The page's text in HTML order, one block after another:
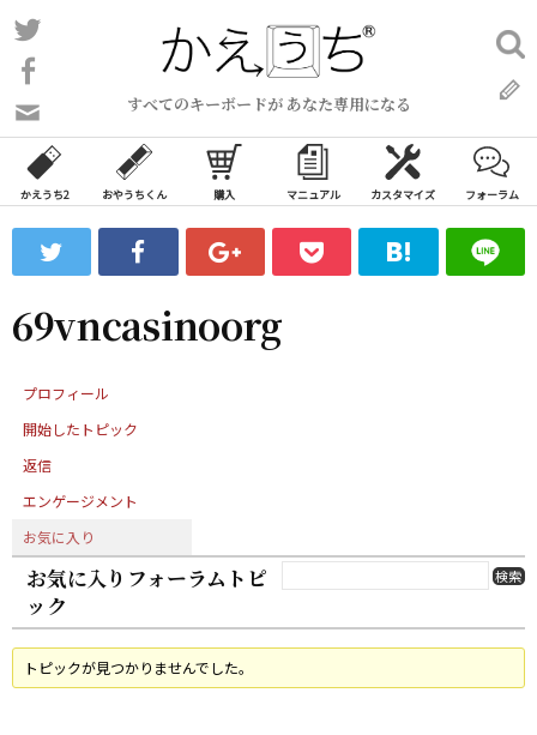
コ
ン
ン
ツ
ス
ッ
すべてのキーボードが あなた専用になる
い
合
わ
フ
ォ
ム
検
索:
かえうち2 おやうちくん 購入 マニュアル カスタマイズ フォーラム
69vncasinoorg
プロフィール
開始したトピック
返信
エンゲージメント
お気に入り
お気に入りフォーラムトピ
ック
トピックが見つかりませんでした。